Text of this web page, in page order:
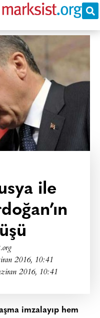
ile
2016, 10:41
2016, 10:41
imzalayıp hem